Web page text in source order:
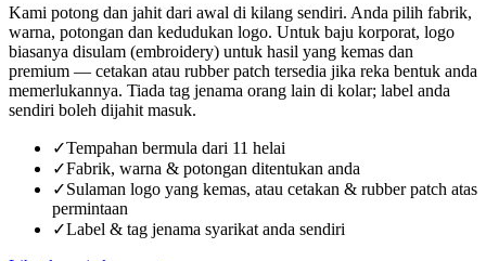
Kami potong dan jahit dari awal di kilang sendiri. Anda pilih fabrik,
warna, potongan dan kedudukan logo. Untuk baju korporat, logo
biasanya disulam (embroidery) untuk hasil yang kemas dan
premium — cetakan atau rubber patch tersedia jika reka bentuk anda
memerlukannya. Tiada tag jenama orang lain di kolar; label anda
sendiri boleh dijahit masuk.
✓Tempahan bermula dari 11 helai
✓Fabrik, warna & potongan ditentukan anda
✓Sulaman logo yang kemas, atau cetakan & rubber patch atas
permintaan
✓Label & tag jenama syarikat anda sendiri